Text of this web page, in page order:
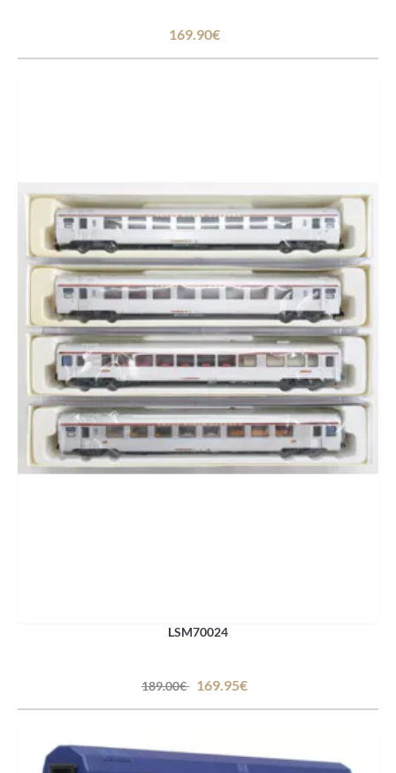
169.90€
LSM70024
189.00€ 169.95€